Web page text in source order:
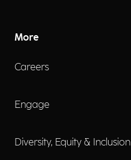
More
Careers
Engage
Diversity, Equity & Inclusion